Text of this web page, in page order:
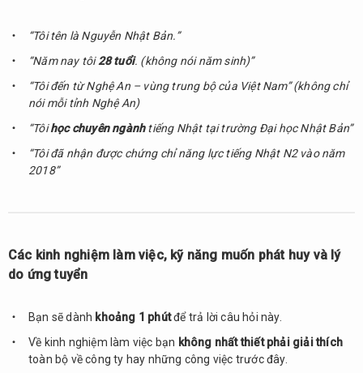
muốn
phát
lý do
ứng
tuyển
1.2.
Hãy
tuyển
của
1.2.1.
ứng
tuyển
“Tôi tên là Nguyễn Nhật Bản.”
“Năm nay tôi28 tuổi. (không nói năm sinh)”
“Tôi đến từ Nghệ An – vùng trung bộ của Việt Nam” (không chỉ
nói mỗi tỉnh Nghệ An)
“Tôihọc chuyên ngànhtiếng Nhật tại trường Đại học Nhật Bản”
“Tôi đã nhận được chứng chỉ năng lực tiếng Nhật N2 vào năm
2018”
Các kinh nghiệm làm việc, kỹ năng muốn phát huy và lý
do ứng tuyển
Bạn sẽ dành khoảng 1 phútđể trả lời câu hỏi này.
Về kinh nghiệm làm việc bạn không nhất thiết phải giải thích
toàn bộ về công ty hay những công việc trước đây.